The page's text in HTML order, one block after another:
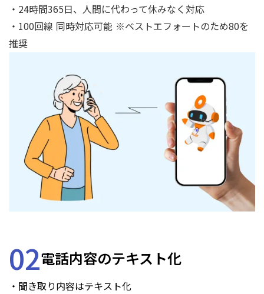
・24時間365日、人間に代わって休みなく対応
・100回線 同時対応可能 ※ベストエフォートのため80を
推奨
02電話内容のテキスト化
・聞き取り内容はテキスト化